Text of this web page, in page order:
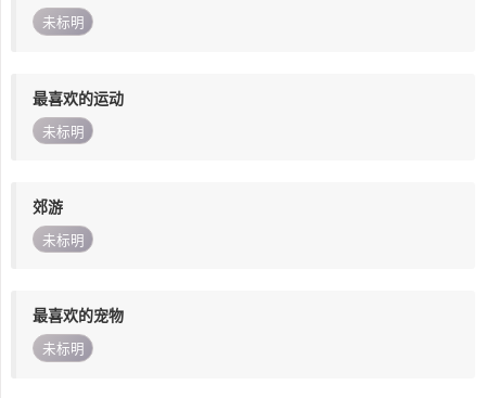
未标明
最喜欢的运动
未标明
郊游
未标明
最喜欢的宠物
未标明